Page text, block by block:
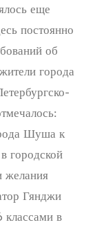
еще
постоянно
об
города
Шуша к
городской
желания
Гянджи
классами в